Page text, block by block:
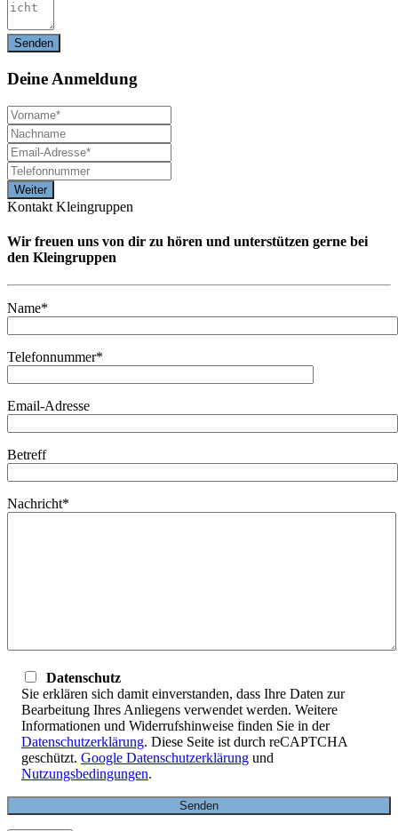
Deine Anmeldung
Kontakt Kleingruppen
Wir freuen uns von dir zu hören und unterstützen gerne bei
den Kleingruppen
Name*
Telefonnummer*
Email-Adresse
Betreff
Nachricht*
Datenschutz
Sie erklären sich damit einverstanden, dass Ihre Daten zur
Bearbeitung Ihres Anliegens verwendet werden. Weitere
Informationen und Widerrufshinweise finden Sie in der
Datenschutzerklärung. Diese Seite ist durch reCAPTCHA
geschützt. Google Datenschutzerklärung und
Nutzungsbedingungen.